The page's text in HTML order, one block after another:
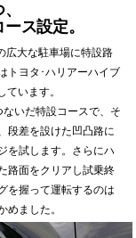
ス設定。
広大な駐車場に特設路
トヨタ･ハリアーハイブ
います。
いだ特設コースで、そ
段差を設けた凹凸路に
を試します。さらにハ
路面をクリアし試乗終
を握って運転するのは
めました。